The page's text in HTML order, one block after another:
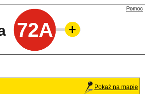
72A
Pomoc
Pokaż na mapie